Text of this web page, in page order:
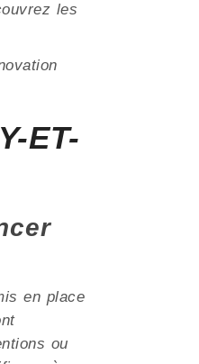
les
ET-
en place
ou